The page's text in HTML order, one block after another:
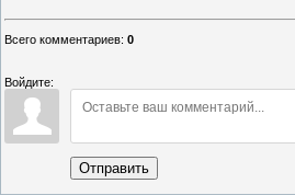
Всего комментариев: 0
Войдите:
Отправить